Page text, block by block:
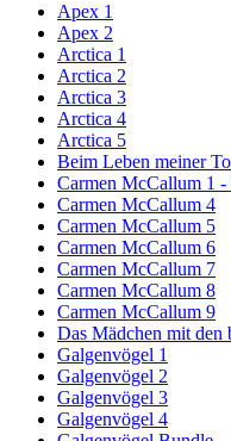
Apex 1
Apex 2
Arctica 1
Arctica 2
Arctica 3
Arctica 4
Arctica 5
Beim Leben meiner
Carmen McCallum 1 -
Carmen McCallum 4
Carmen McCallum 5
Carmen McCallum 6
Carmen McCallum 7
Carmen McCallum 8
Carmen McCallum 9
Das Mädchen mit den
Galgenvögel 1
Galgenvögel 2
Galgenvögel 3
Galgenvögel 4